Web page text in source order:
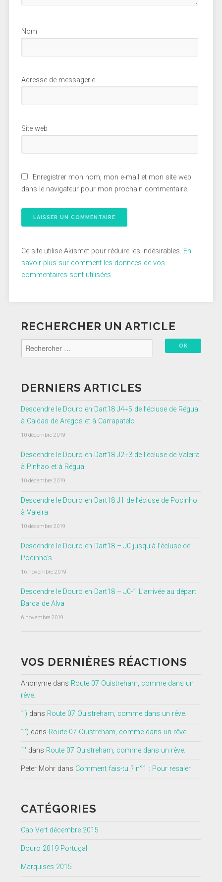
Nom
Adresse de messagerie
Site web
Enregistrer mon nom, mon e-mail et mon site web
dans le navigateur pour mon prochain commentaire.
Ce site utilise Akismet pour réduire les indésirables. En
savoir plus sur comment les données de vos
commentaires sont utilisées.
RECHERCHER UN ARTICLE
DERNIERS ARTICLES
Descendre le Douro en Dart18 J4+5 de l’écluse de Régua
à Caldas de Aregos et à Carrapatelo
10 décembre 2019
Descendre le Douro en Dart18 J2+3 de l’écluse de Valeira
à Pinhao et à Régua
10 décembre 2019
Descendre le Douro en Dart18 J1 de l’écluse de Pocinho
à Valeira
10 décembre 2019
Descendre le Douro en Dart18 – J0 jusqu’à l’écluse de
Pocinho’s
16 novembre 2019
Descendre le Douro en Dart18 – J0-1 L’arrivée au départ
Barca de Alva
6 novembre 2019
VOS DERNIÈRES RÉACTIONS
Anonymedans Route 07 Ouistreham, comme dans un
rêve.
1) dans Route 07 Ouistreham, comme dans un rêve.
1') dans Route 07 Ouistreham, comme dans un rêve.
1' dans Route 07 Ouistreham, comme dans un rêve.
Peter Mohrdans Comment fais-tu ? n°1 : Pour resaler
CATÉGORIES
Cap Vert décembre 2015
Douro 2019 Portugal
Marquises 2015